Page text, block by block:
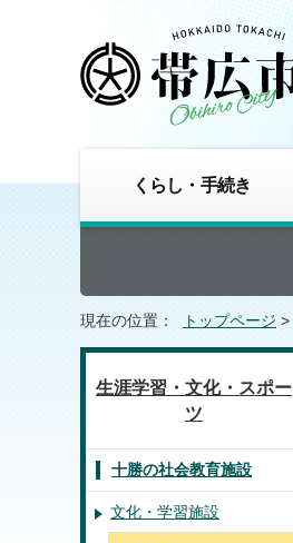
くらし・手続き
現在の位置： トップページ >
生涯学習・文化・スポー
ツ
十勝の社会教育施設
文化・学習施設